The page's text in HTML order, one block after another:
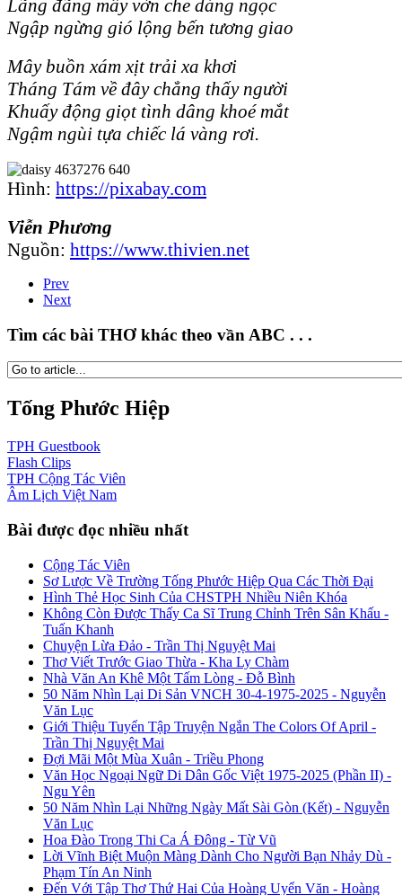
Lãng đãng mây vờn che dáng ngọc
Ngập ngừng gió lộng bến tương giao
Mây buồn xám xịt trải xa khơi
Tháng Tám về đây chẳng thấy người
Khuấy động giọt tình dâng khoé mắt
Ngậm ngùi tựa chiếc lá vàng rơi.
Hình: https://pixabay.com
Viễn Phương
Nguồn: https://www.thivien.net
Prev
Next
Tìm các bài THƠ khác theo vần ABC . . .
Tống Phước Hiệp
TPH Guestbook
Flash Clips
TPH Cộng Tác Viên
Âm Lịch Việt Nam
Bài được đọc nhiều nhất
Cộng Tác Viên
Sơ Lược Về Trường Tống Phước Hiệp Qua Các Thời Đại
Hình Thẻ Học Sinh Của CHSTPH Nhiều Niên Khóa
Không Còn Được Thấy Ca Sĩ Trung Chỉnh Trên Sân Khấu -
Tuấn Khanh
Chuyện Lừa Đảo - Trần Thị Nguyệt Mai
Thơ Viết Trước Giao Thừa - Kha Ly Chàm
Nhà Văn An Khê Một Tấm Lòng - Đỗ Bình
50 Năm Nhìn Lại Di Sản VNCH 30-4-1975-2025 - Nguyễn
Văn Lục
Giới Thiệu Tuyển Tập Truyện Ngắn The Colors Of April -
Trần Thị Nguyệt Mai
Đợi Mãi Một Mùa Xuân - Triều Phong
Văn Học Ngoại Ngữ Di Dân Gốc Việt 1975-2025 (Phần II) -
Ngu Yên
50 Năm Nhìn Lại Những Ngày Mất Sài Gòn (Kết) - Nguyễn
Văn Lục
Hoa Đào Trong Thi Ca Á Đông - Từ Vũ
Lời Vĩnh Biệt Muộn Màng Dành Cho Người Bạn Nhảy Dù -
Phạm Tín An Ninh
Đến Với Tập Thơ Thứ Hai Của Hoàng Uyển Văn - Hoàng